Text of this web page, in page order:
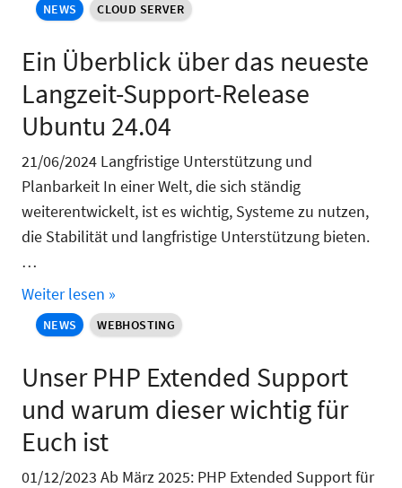
NEWS CLOUD SERVER
Ein Überblick über das neueste
Langzeit-Support-Release
Ubuntu 24.04
21/06/2024 Langfristige Unterstützung und
Planbarkeit In einer Welt, die sich ständig
weiterentwickelt, ist es wichtig, Systeme zu nutzen,
die Stabilität und langfristige Unterstützung bieten.
…
Weiter lesen »
NEWS WEBHOSTING
Unser PHP Extended Support
und warum dieser wichtig für
Euch ist
01/12/2023 Ab März 2025: PHP Extended Support für